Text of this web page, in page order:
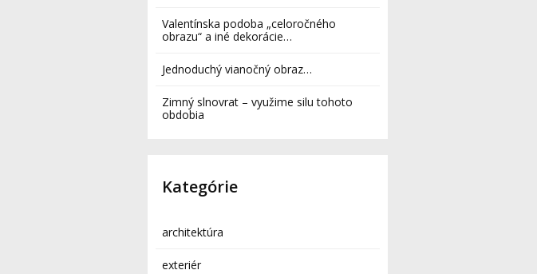
Valentínska podoba „celoročného
obrazu“ a iné dekorácie…
Jednoduchý vianočný obraz…
Zimný slnovrat – využime silu tohoto
obdobia
Kategórie
architektúra
exteriér